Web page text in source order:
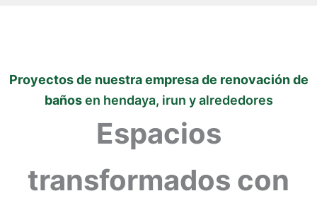
Proyectos de nuestra empresa de renovación de
bañosen hendaya, irun y alrededores
Espacios
transformados con